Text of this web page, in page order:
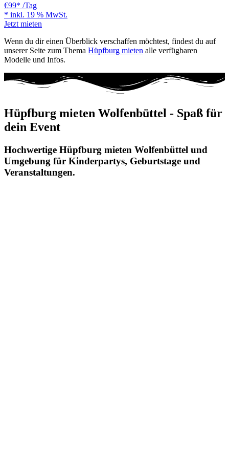
€99* /Tag
* inkl. 19 % MwSt.
Jetzt mieten
Wenn du dir einen Überblick verschaffen möchtest, findest du auf
unserer Seite zum Thema Hüpfburg mieten alle verfügbaren
Modelle und Infos.
Hüpfburg mieten Wolfenbüttel - Spaß für
dein Event
Hochwertige Hüpfburg mieten Wolfenbüttel und
Umgebung für Kinderpartys, Geburtstage und
Veranstaltungen.